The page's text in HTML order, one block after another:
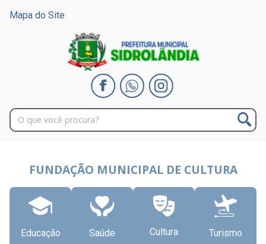
Mapa do Site
FUNDAÇÃO MUNICIPAL DE CULTURA
Educação Saúde Cultura Turismo